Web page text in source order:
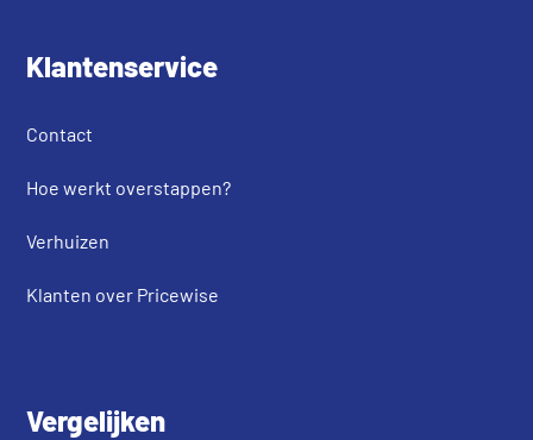
Klantenservice
Contact
Hoe werkt overstappen?
Verhuizen
Klanten over Pricewise
Vergelijken